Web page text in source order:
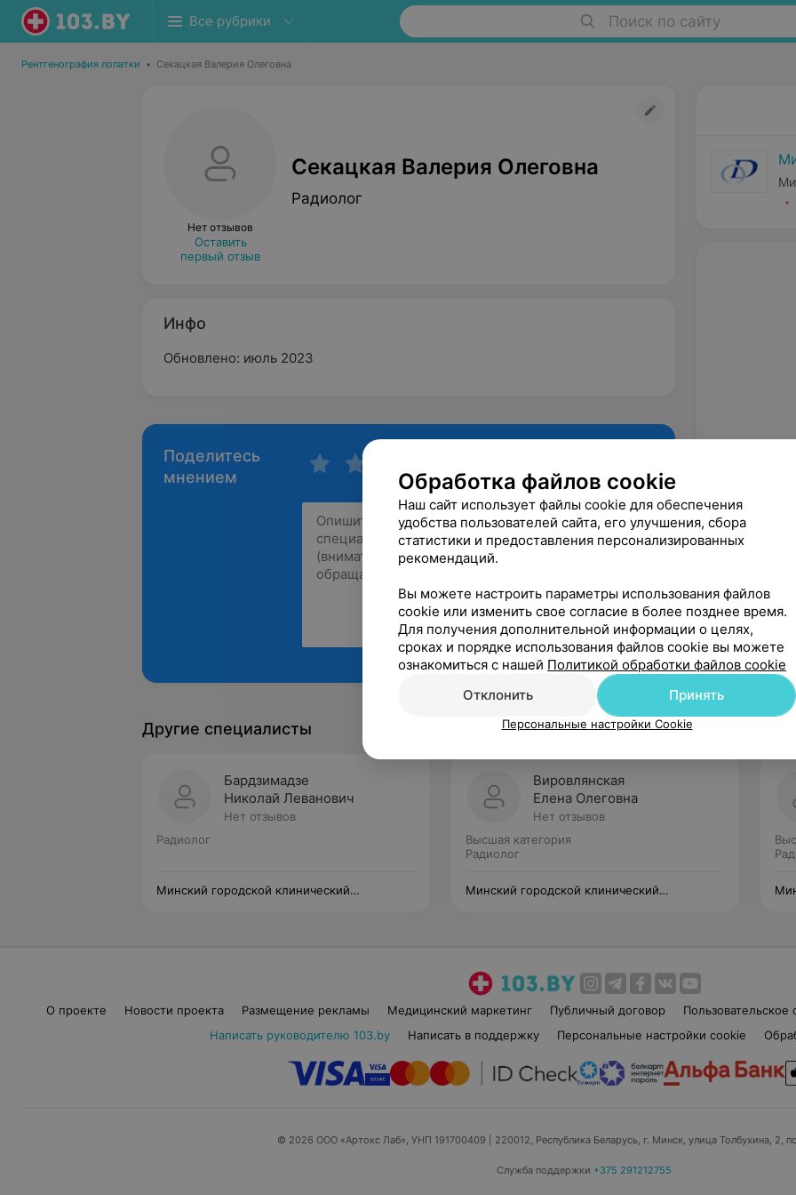
Все рубрики Поиск по сайту
Рентгенография лопатки • Секацкая Валерия Олеговна
Нет отзывов
Оставить
первый отзыв
Секацкая Валерия Олеговна
Радиолог
Инфо
Обновлено: июль 2023
Поделитесь
мнением
Рекомендую
Другие специалисты
Бардзимадзе
Николай Леванович
Нет отзывов
Радиолог
Минский городской клинический
Вировлянская
Елена Олеговна
Нет отзывов
Высшая категория
Радиолог
Минский городской клинический
О проекте Новости проекта Размещение рекламы Медицинский маркетинг Публичный договор Пользовательское
Написать руководителю 103.by
Написать в поддержку Персональные настройки cookie
© 2026 ООО «Артокс Лаб», УНП 191700409 | 220012, Республика Беларусь, г. Минск, улица Толбухина, 2,
Служба поддержки +375 291212755
Обработка файлов cookie
Наш сайт использует файлы cookie для обеспечения
удобства пользователей сайта, его улучшения, сбора
статистики и предоставления персонализированных
рекомендаций.
Вы можете настроить параметры использования файлов
cookie или изменить свое согласие в более позднее время.
Для получения дополнительной информации о целях,
сроках и порядке использования файлов cookie вы можете
ознакомиться с нашей Политикой обработки файлов cookie
Отклонить
Принять
Персональные настройки Cookie